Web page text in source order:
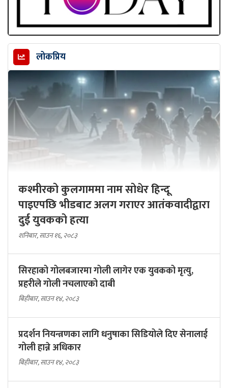
लोकप्रिय
कश्मीरको कुलगाममा नाम सोधेर हिन्दू
पाइएपछि भीडबाट अलग गराएर आतंकवादीद्वारा
दुई युवकको हत्या
शनिबार, साउन १६, २०८३
सिरहाको गोलबजारमा गोली लागेर एक युवकको मृत्यु,
प्रहरीले गोली नचलाएको दाबी
बिहीबार, साउन १४, २०८३
प्रदर्शन नियन्त्रणका लागि धनुषाका सिडियोले दिए सेनालाई
गोली हान्ने अधिकार
बिहीबार, साउन १४, २०८३